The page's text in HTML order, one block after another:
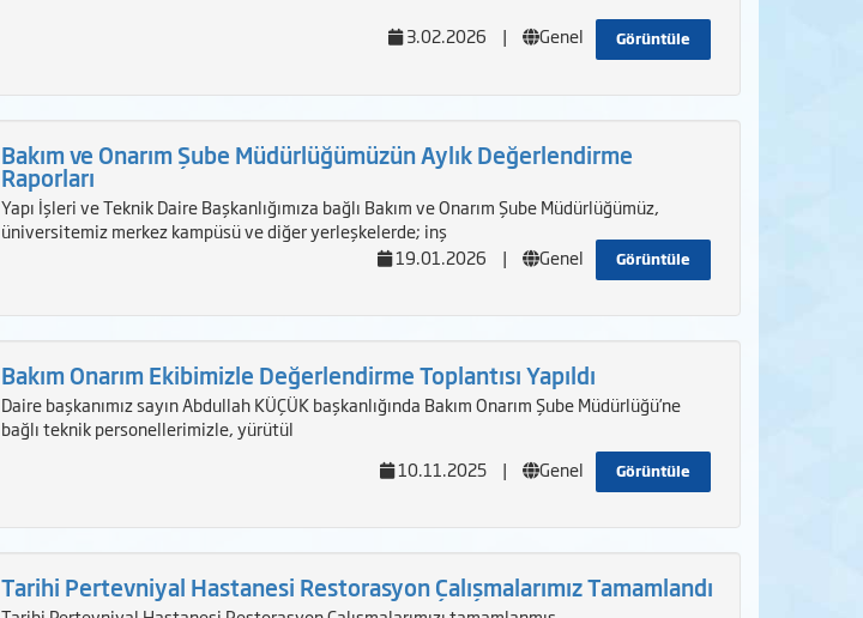
Görüntüle
3.02.2026 | Genel
Bakım ve Onarım Şube Müdürlüğümüzün Aylık Değerlendirme
Raporları
Yapı İşleri ve Teknik Daire Başkanlığımıza bağlı Bakım ve Onarım Şube Müdürlüğümüz,
üniversitemiz merkez kampüsü ve diğer yerleşkelerde; inş
Görüntüle
19.01.2026 | Genel
Bakım Onarım Ekibimizle Değerlendirme Toplantısı Yapıldı
Daire başkanımız sayın Abdullah KÜÇÜK başkanlığında Bakım Onarım Şube Müdürlüğü’ne
bağlı teknik personellerimizle, yürütül
Görüntüle
10.11.2025 | Genel
Tarihi Pertevniyal Hastanesi Restorasyon Çalışmalarımız Tamamlandı